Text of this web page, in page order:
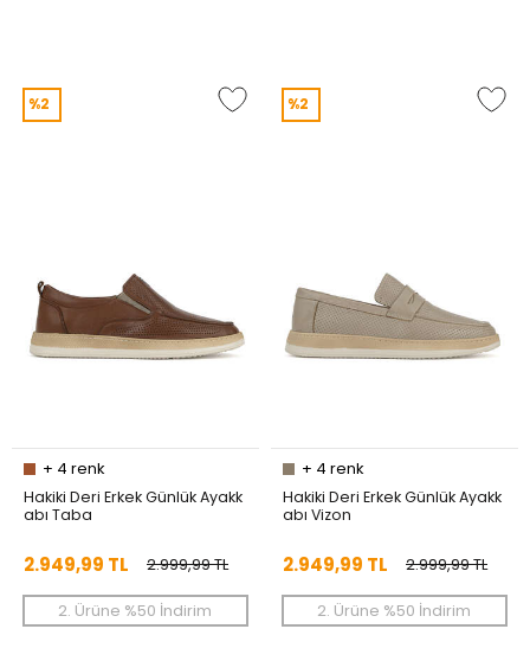
%2
+ 4 renk
Hakiki Deri Erkek Günlük Ayakk
abı Taba
2.999,99 TL
2.949,99 TL
2. Ürüne %50 İndirim
%2
+ 4 renk
Hakiki Deri Erkek Günlük Ayakk
abı Vizon
2.999,99 TL
2.949,99 TL
2. Ürüne %50 İndirim